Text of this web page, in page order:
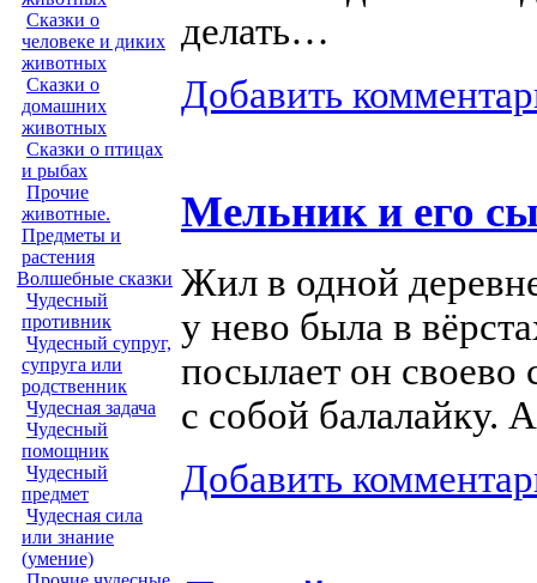
Сказки о
человеке и диких
животных
Сказки о
домашних
животных
Сказки о птицах
и рыбах
Прочие
животные.
Предметы и
растения
Волшебные сказки
Чудесный
противник
Чудесный супруг,
супруга или
родственник
Чудесная задача
Чудесный
помощник
Чудесный
предмет
Чудесная сила
или знание
(умение)
делать…
Добавить
Мельник и его
Жил в одной
у нево была в
посылает он
с собой балалайку.
Добавить